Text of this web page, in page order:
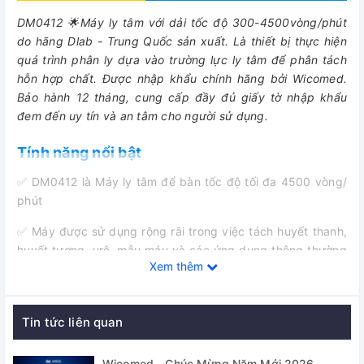
DM0412 🌟Máy ly tâm với dải tốc độ 300-4500vòng/phút
do hãng Dlab - Trung Quốc sản xuất. Là thiết bị thực hiện
quá trình phân ly dựa vào trường lực ly tâm để phân tách
hỗn hợp chất. Được nhập khẩu chính hãng bởi Wicomed.
Bảo hành 12 tháng, cung cấp đầy đủ giấy tờ nhập khẩu
đem đến uy tín và an tâm cho người sử dụng.
Tính năng nổi bật
✅ DM0412 là Máy ly tâm để bàn tốc độ tối đa 4500 vòng/
phút
✅ Máy được sử dụng rộng rãi trong việc tách huyết thanh,
huyết tương, urê, mẫu máu và các ứng dụng thông thường
khác trong bệnh viện và phòng thí nghiệm nghiên cứu,
phòng xét nghiệm quy mô vừa và nhõ cũng như các viện
thẩm mỹ, Spa trong để ly tâm tách PRP (huyết tương giàu
tiểu cầu).
Xem thêm
Tin tức liên quan